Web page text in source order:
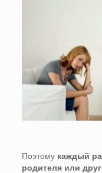
Поэтому каждый
родителя или